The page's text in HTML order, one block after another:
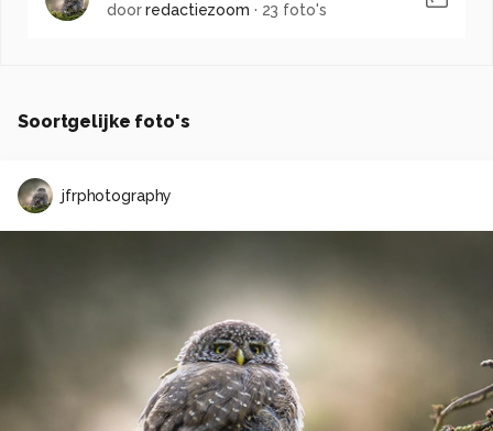
doorredactiezoom · 23 foto's
Soortgelijke foto's
jfrphotography